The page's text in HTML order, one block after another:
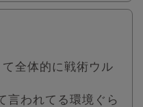
全体的に戦術ウル
言われてる環境ぐら